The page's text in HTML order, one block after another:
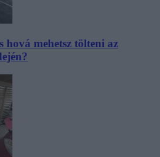
hová mehetsz tölteni az